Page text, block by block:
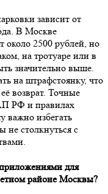
зависит от
В Москве
около 2500 рублей, но
на тротуаре или в
значительно выше.
на штрафстоянку, что
возврат. Точные
РФ и правилах
важно избегать
не столкнуться с
для
районе Москвы?